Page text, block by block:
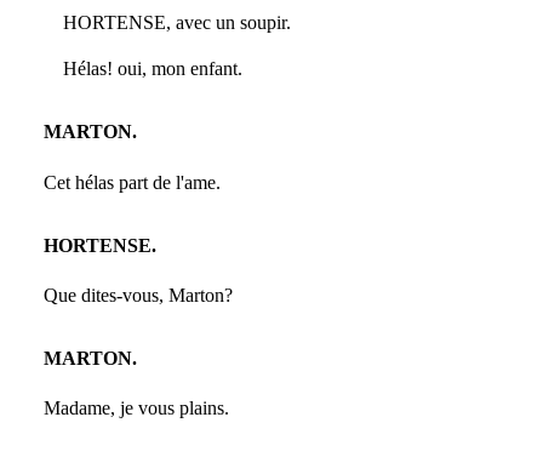
HORTENSE, avec un soupir.
Hélas! oui, mon enfant.
MARTON.
Cet hélas part de l'ame.
HORTENSE.
Que dites-vous, Marton?
MARTON.
Madame, je vous plains.